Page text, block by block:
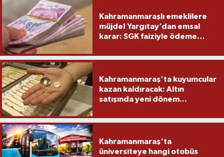
Kahramanmaraşlı emeklilere
müjde! Yargıtay’dan emsal
karar: SGK faiziyle ödeme
Kahramanmaraş'ta kuyumcular
kazan kaldıracak: Altın
satışında yeni dönem...
Kahramanmaraş'ta
üniversiteye hangi otobüs